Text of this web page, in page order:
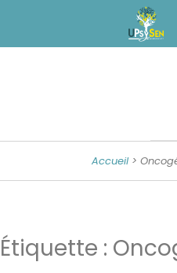
de
Sénescence
Accueil >
Étiquette :